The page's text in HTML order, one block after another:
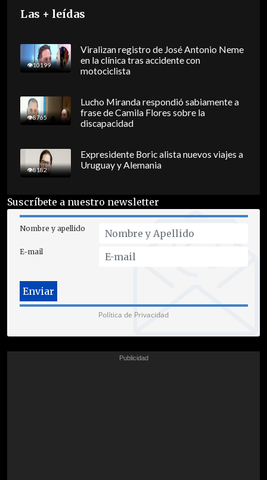
Las + leídas
10199
Viralizan registro de José Antonio Neme
en la clínica tras accidente con
motociclista
8765
Lucho Miranda respondió sabiamente a
frase de Camila Flores sobre la
discapacidad
8182
Expresidente Boric alista nuevos viajes a
Uruguay y Alemania
Suscríbete a nuestro newsletter
Nombre y apellido
E-mail
Política de Privacidad